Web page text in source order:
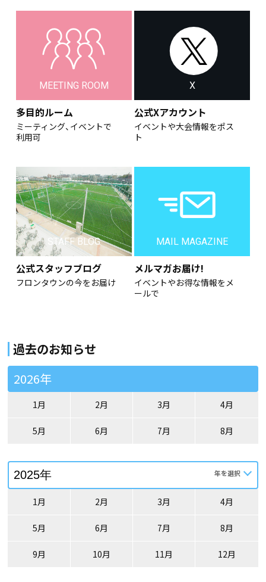
MEETING ROOM
多目的ルーム
ミーティング、イベントで
利用可
X
公式Xアカウント
イベントや大会情報をポス
ト
STAFF BLOG
公式スタッフブログ
フロンタウンの今をお届け
MAIL MAGAZINE
メルマガお届け!
イベントやお得な情報をメ
ールで
過去のお知らせ
2026年
1月 2月 3月 4月
5月 6月 7月 8月
1月 2月 3月 4月
5月 6月 7月 8月
9月 10月 11月 12月